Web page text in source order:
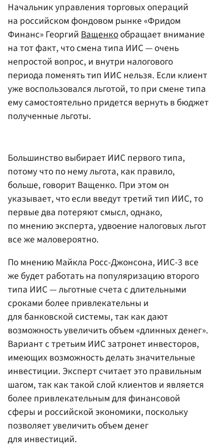
Начальник управления торговых операций
на российском фондовом рынке «Фридом
Финанс» ГеоргийВащенкообращает внимание
на тот факт, что смена типа ИИС — очень
непростой вопрос, и внутри налогового
периода поменять тип ИИС нельзя. Если клиент
уже воспользовался льготой, то при смене типа
ему самостоятельно придется вернуть в бюджет
полученные льготы.
Большинство выбирает ИИС первого типа,
потому что по нему льгота, как правило,
больше, говорит Ващенко. При этом он
указывает, что если введут третий тип ИИС, то
первые два потеряют смысл, однако,
по мнению эксперта, удвоение налоговых льгот
все же маловероятно.
По мнению Майкла Росс-Джонсона, ИИС-3 все
же будет работать на популяризацию второго
типа ИИС — льготные счета с длительными
сроками более привлекательны и
для банковской системы, так как дают
возможность увеличить объем «длинных денег».
Вариант с третьим ИИС затронет инвесторов,
имеющих возможность делать значительные
инвестиции. Эксперт считает это правильным
шагом, так как такой слой клиентов и является
более привлекательным для финансовой
сферы и российской экономики, поскольку
позволяет увеличить объем денег
для инвестиций.